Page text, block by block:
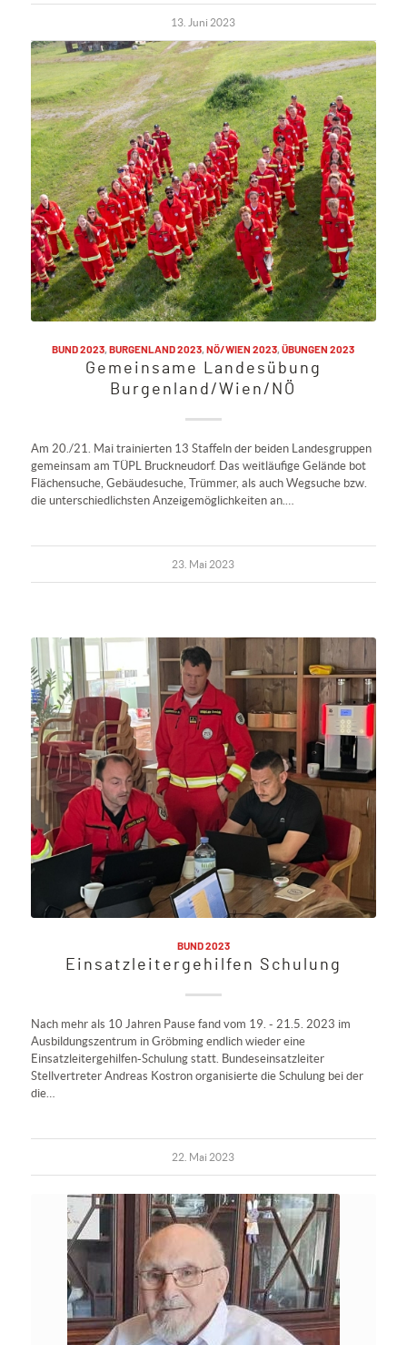
13. Juni 2023
BUND 2023,BURGENLAND 2023,NÖ/WIEN 2023,ÜBUNGEN 2023
Gemeinsame Landesübung
Burgenland/Wien/NÖ
Am 20./21. Mai trainierten 13 Staffeln der beiden Landesgruppen
gemeinsam am TÜPL Bruckneudorf. Das weitläufige Gelände bot
Flächensuche, Gebäudesuche, Trümmer, als auch Wegsuche bzw.
die unterschiedlichsten Anzeigemöglichkeiten an.…
23. Mai 2023
BUND 2023
Einsatzleitergehilfen Schulung
Nach mehr als 10 Jahren Pause fand vom 19. - 21.5. 2023 im
Ausbildungszentrum in Gröbming endlich wieder eine
Einsatzleitergehilfen-Schulung statt. Bundeseinsatzleiter
Stellvertreter Andreas Kostron organisierte die Schulung bei der
die…
22. Mai 2023